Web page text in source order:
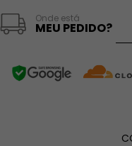
Onde está
MEU PEDIDO?